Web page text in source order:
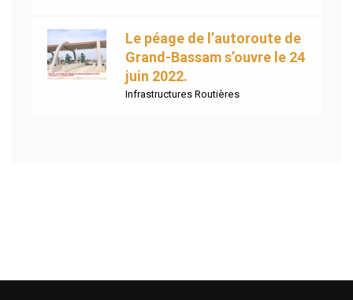
Le péage de l’autoroute de
Grand-Bassam s’ouvre le 24
juin 2022.
Infrastructures Routières